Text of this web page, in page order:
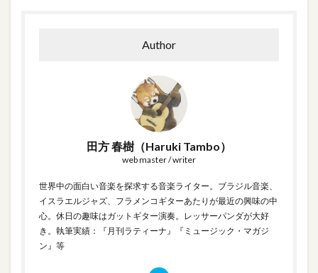
Author
田方 春樹（Haruki Tambo）
web master / writer
世界中の面白い音楽を探求する音楽ライター。ブラジル音楽、
イスラエルジャズ、フラメンコギターあたりが最近の興味の中
心。休日の趣味はガットギター演奏。レッサーパンダが大好
き。執筆実績：『月刊ラティーナ』『ミュージック・マガジ
ン』等